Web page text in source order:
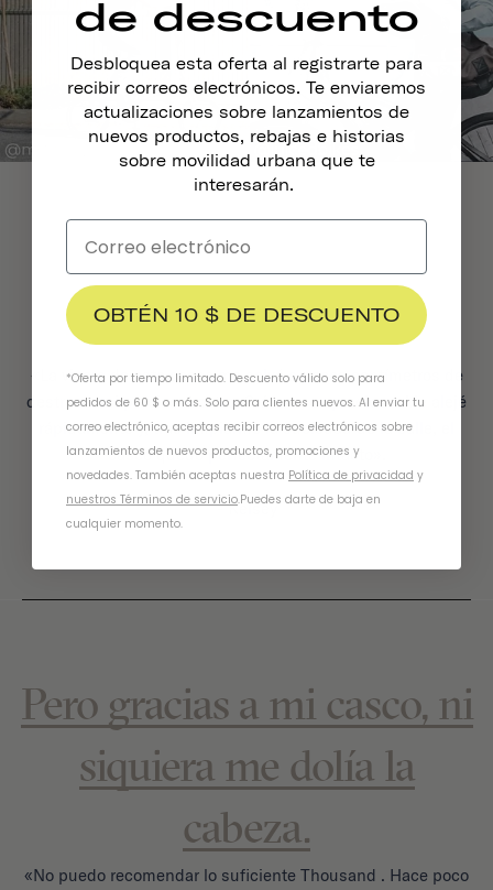
Este casco salvó... mi
precioso rostro.
«La visera de este casco me salvó a pocos centímetros de
destrozar mi precioso rostro. Créeme, es precioso. Me alejé
rápidamente y, tras limpiarme la suciedad de la calle, el
casco quedó perfectamente intacto».
- Kelsey
Pero gracias a mi casco, ni
siquiera me dolía la
cabeza.
«No puedo recomendar lo suficiente Thousand . Hace poco
de descuento
Desbloquea esta oferta al registrarte para
recibir correos electrónicos. Te enviaremos
actualizaciones sobre lanzamientos de
nuevos productos, rebajas e historias
sobre movilidad urbana que te
interesarán.
OBTÉN 10 $ DE DESCUENTO
*Oferta por tiempo limitado. Descuento válido solo para
pedidos de 60 $ o más. Solo para clientes nuevos. Al enviar tu
correo electrónico, aceptas recibir correos electrónicos sobre
lanzamientos de nuevos productos, promociones y
novedades. También aceptas nuestra Política de privacidad y
nuestros Términos de servicio.Puedes darte de baja en
cualquier momento.